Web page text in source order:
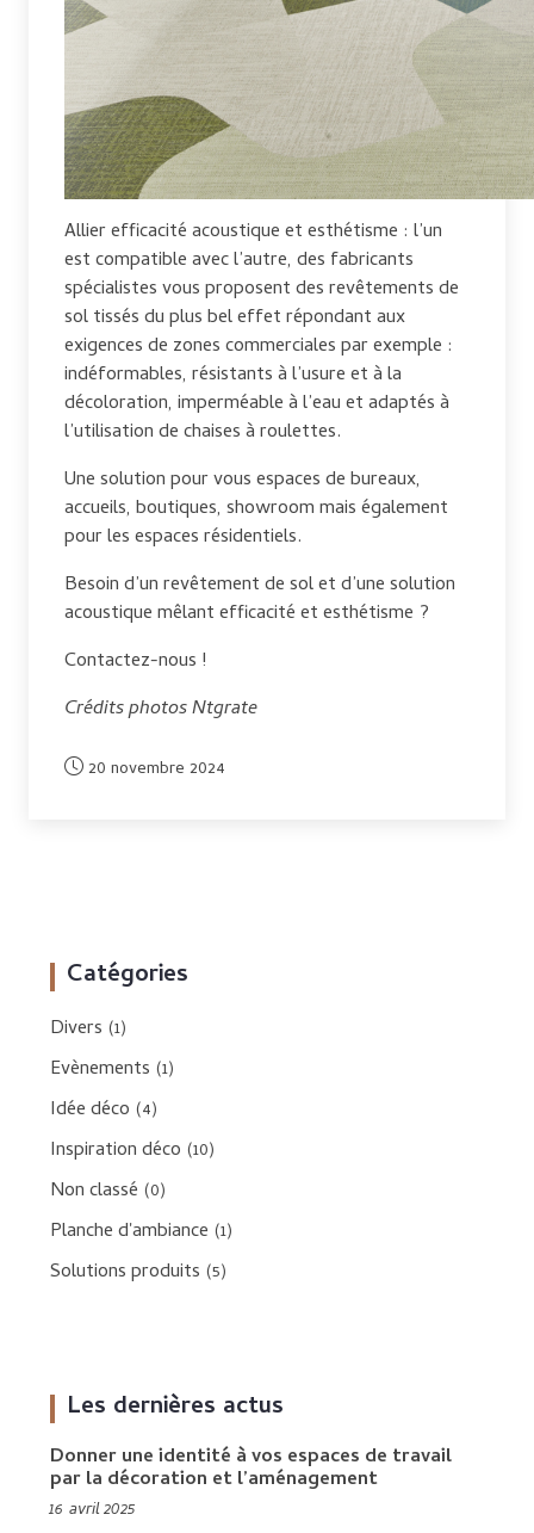
Allier efficacité acoustique et esthétisme : l’un
est compatible avec l’autre, des fabricants
spécialistes vous proposent des revêtements de
sol tissés du plus bel effet répondant aux
exigences de zones commerciales par exemple :
indéformables, résistants à l’usure et à la
décoloration, imperméable à l’eau et adaptés à
l’utilisation de chaises à roulettes.
Une solution pour vous espaces de bureaux,
accueils, boutiques, showroom mais également
pour les espaces résidentiels.
Besoin d’un revêtement de sol et d’une solution
acoustique mêlant efficacité et esthétisme ?
Contactez-nous !
Crédits photos Ntgrate
20 novembre 2024
Catégories
Divers (1)
Evènements (1)
Idée déco (4)
Inspiration déco (10)
Non classé (0)
Planche d'ambiance (1)
Solutions produits (5)
Les dernières actus
Donner une identité à vos espaces de travail
par la décoration et l’aménagement
16 avril 2025